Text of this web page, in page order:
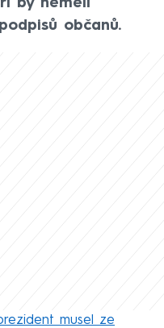
by neměli
občanů.
musel ze